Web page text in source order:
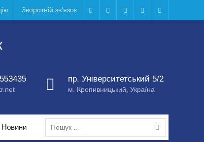
TelegramFacebookInstagram
X Youtube
Зворотній зв’язок
пр. Університетський 5/2
м. Кропивницький, Україна
Новини
Пошук: